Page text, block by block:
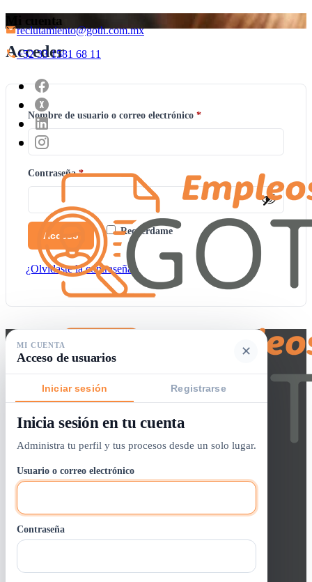
reclutamiento@goth.com.mx
+52 33 1581 68 11
0
Entrar / Registrarse
Mi cuenta
Acceder
Nombre de usuario o correo electrónico *Obligatorio
Contraseña*Obligatorio
Recuérdame
Acceso
¿Olvidaste la contraseña?
MI CUENTA
Acceso de usuarios ✕
Iniciar sesión Registrarse
Inicia sesión en tu cuenta
Administra tu perfil y tus procesos desde un solo lugar.
Usuario o correo electrónico
Contraseña
Buscador de empleos
Iniciar sesión / crear cuenta
Lista de Vacantes
Alertas